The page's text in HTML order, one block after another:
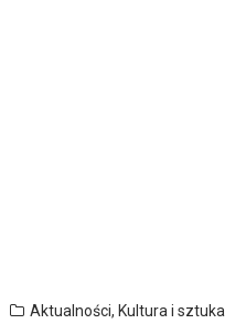
Aktualności, Kultura i sztuka